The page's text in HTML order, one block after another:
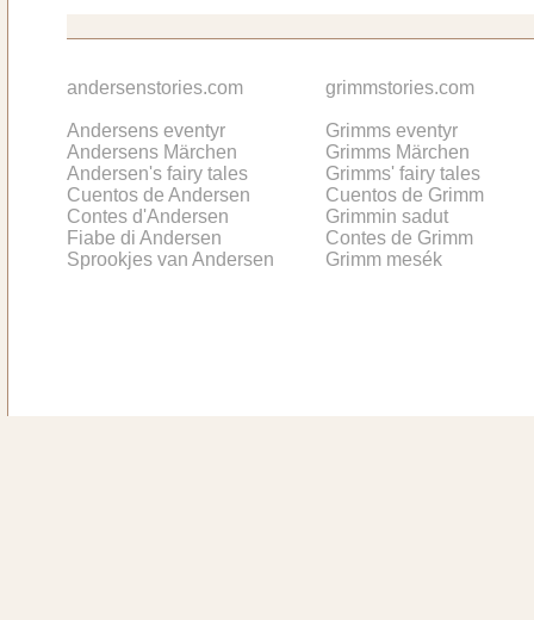
andersenstories.com
Andersens eventyr
Andersens Märchen
Andersen's fairy tales
Cuentos de Andersen
Contes d'Andersen
Fiabe di Andersen
Sprookjes van Andersen
grimmstories.com
Grimms eventyr
Grimms Märchen
Grimms' fairy tales
Cuentos de Grimm
Grimmin sadut
Contes de Grimm
Grimm mesék